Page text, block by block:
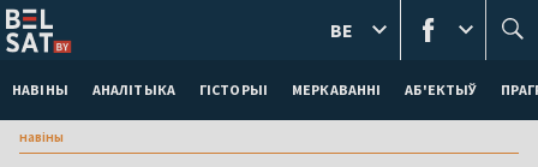
НАВІНЫ АНАЛІТЫКА ГІСТОРЫІ МЕРКАВАННI АБ'ЕКТЫЎ
BE
навіны